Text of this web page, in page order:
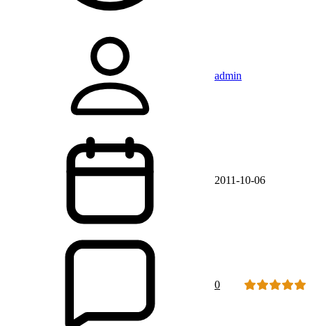
admin
2011-10-06
0